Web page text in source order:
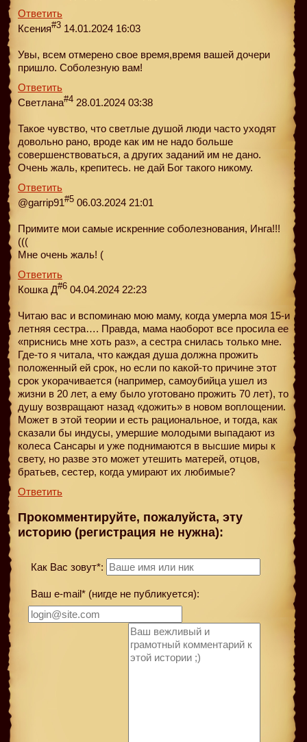
Ответить
Ксения#3 14.01.2024 16:03
Увы, всем отмерено свое время,время вашей дочери
пришло. Соболезную вам!
Ответить
Светлана#4 28.01.2024 03:38
Такое чувство, что светлые душой люди часто уходят
довольно рано, вроде как им не надо больше
совершенствоваться, а других заданий им не дано.
Очень жаль, крепитесь. не дай Бог такого никому.
Ответить
@garrip91#5 06.03.2024 21:01
Примите мои самые искренние соболезнования, Инга!!!
(((
Мне очень жаль! (
Ответить
Кошка Д#6 04.04.2024 22:23
Читаю вас и вспоминаю мою маму, когда умерла моя 15-и
летняя сестра…. Правда, мама наоборот все просила ее
«приснись мне хоть раз», а сестра снилась только мне.
Где-то я читала, что каждая душа должна прожить
положенный ей срок, но если по какой-то причине этот
срок укорачивается (например, самоубийца ушел из
жизни в 20 лет, а ему было уготовано прожить 70 лет), то
душу возвращают назад «дожить» в новом воплощении.
Может в этой теории и есть рациональное, и тогда, как
сказали бы индусы, умершие молодыми выпадают из
колеса Сансары и уже поднимаются в высшие миры к
свету, но разве это может утешить матерей, отцов,
братьев, сестер, когда умирают их любимые?
Ответить
Прокомментируйте, пожалуйста, эту
историю (регистрация не нужна):
Как Вас зовут*:
Ваш e-mail* (нигде не публикуется):